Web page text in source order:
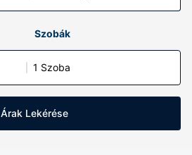
Szobák
1 Szoba
Árak Lekérése